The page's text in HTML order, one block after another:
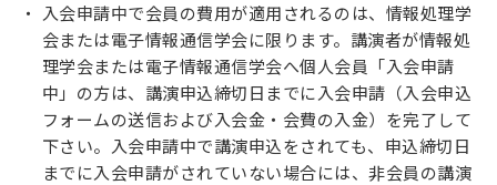
入会申請中で会員の費用が適用されるのは、情報処理学
会または電子情報通信学会に限ります。講演者が情報処
理学会または電子情報通信学会へ個人会員「入会申請
中」の方は、講演申込締切日までに入会申請（入会申込
フォームの送信および入会金・会費の入金）を完了して
下さい。入会申請中で講演申込をされても、申込締切日
までに入会申請がされていない場合には、非会員の講演